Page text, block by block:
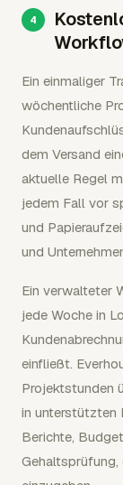
Ein einmaliger
wöchentliche
dem Versand
aktuelle Regel
jedem Fall vor
und
und
Ein verwalteter
jede Woche in
einfließt.
Projektstunden
in unterstützten
Berichte,
Gehaltsprüfung,